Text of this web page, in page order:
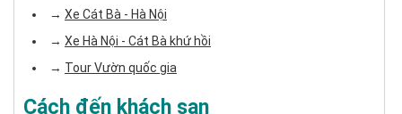
→ Xe Cát Bà - Hà Nội
→ Xe Hà Nội - Cát Bà khứ hồi
→ Tour Vườn quốc gia​
Cách đến khách sạn